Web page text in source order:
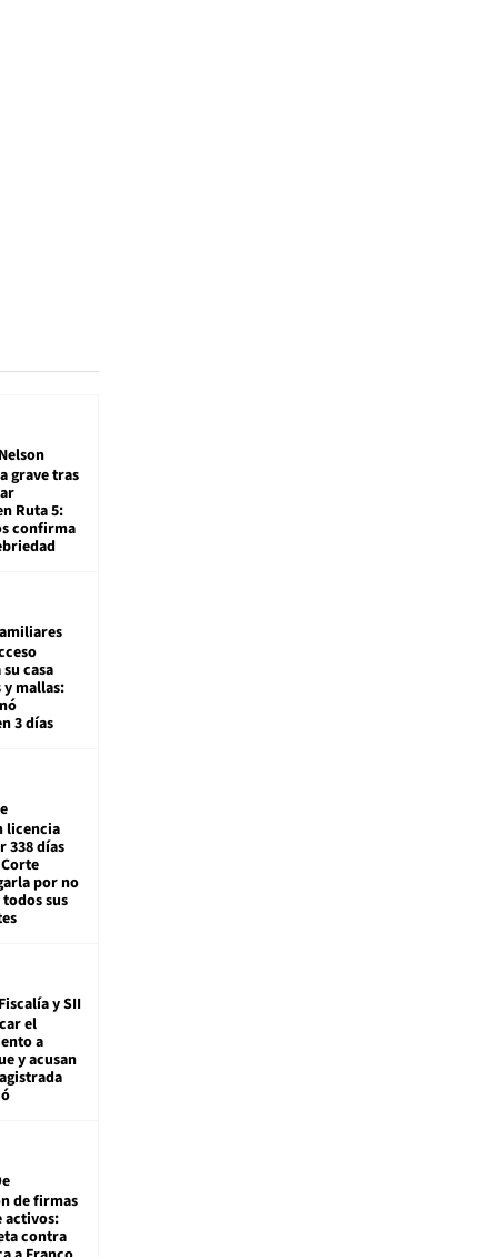
Nelson
grave tras
Ruta 5:
confirma
casa
mallas:
3 días
licencia
338 días
por no
sus
Fiscalía y SII
el
a
y acusan
de firmas
activos:
contra